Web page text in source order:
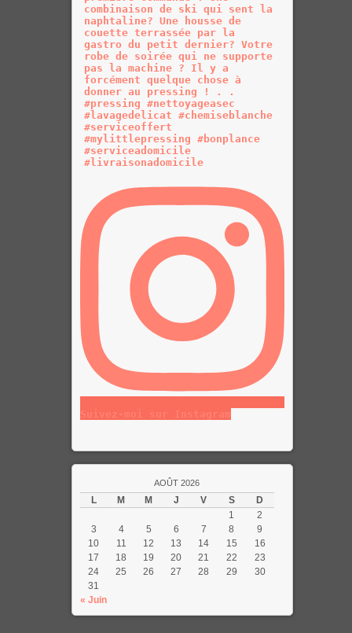
AOÛT 2026
L M M J V S
D
1
2
3
4 5 6 7 8
9
10
11 12 13 14 15
16
17
18 19 20 21 22
23
24
25 26 27 28 29
30
31
« Juin